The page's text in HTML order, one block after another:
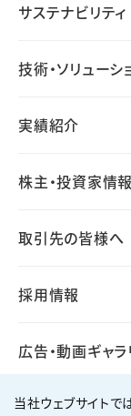
サステナビリティ
技術・ソリューシ
実績紹介
株主・投資家情報
取引先の皆様へ
採用情報
広告・動画ギャラ
当社ウェブサイトで